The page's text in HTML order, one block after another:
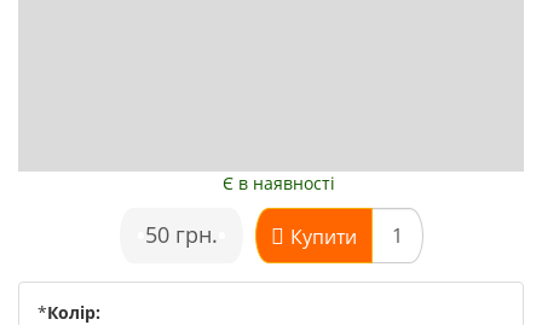
Є в наявності
50 грн. Купити
*Колір: